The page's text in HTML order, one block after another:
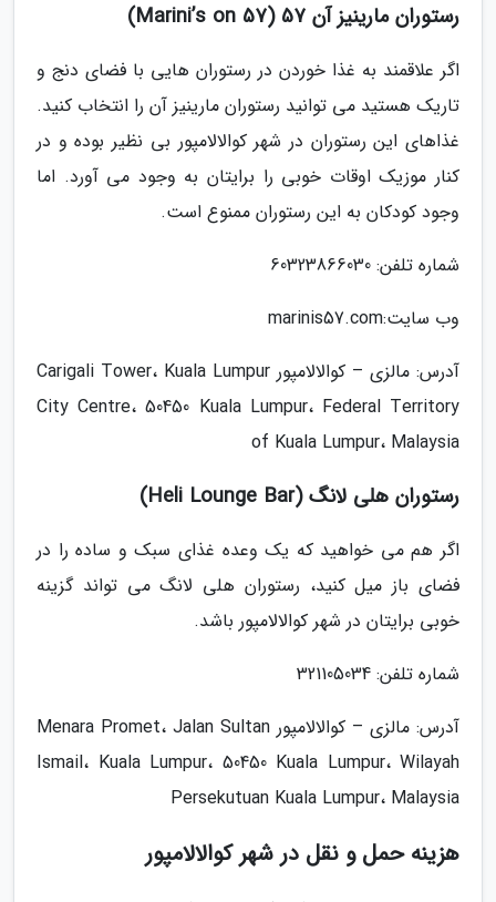
رستوران مارینیز آن 57 (57 Marini’s on)
اگر علاقمند به غذا خوردن در رستوران هایی با فضای دنج و
تاریک هستید می توانید رستوران مارینیز آن را انتخاب کنید.
غذاهای این رستوران در شهر کوالالامپور بی نظیر بوده و در
کنار موزیک اوقات خوبی را برایتان به وجود می آورد. اما
وجود کودکان به این رستوران ممنوع است.
شماره تلفن: 60323866030
وب سایت:marinis57.com
آدرس: مالزی – کوالالامپور Carigali Tower، Kuala Lumpur
City Centre، 50450 Kuala Lumpur، Federal Territory
of Kuala Lumpur، Malaysia
رستوران هلی لانگ (Heli Lounge Bar)
اگر هم می خواهید که یک وعده غذای سبک و ساده را در
فضای باز میل کنید، رستوران هلی لانگ می تواند گزینه
خوبی برایتان در شهر کوالالامپور باشد.
شماره تلفن: 321105034
آدرس: مالزی – کوالالامپور Menara Promet، Jalan Sultan
Ismail، Kuala Lumpur، 50450 Kuala Lumpur، Wilayah
Persekutuan Kuala Lumpur، Malaysia
هزینه حمل و نقل در شهر کوالالامپور